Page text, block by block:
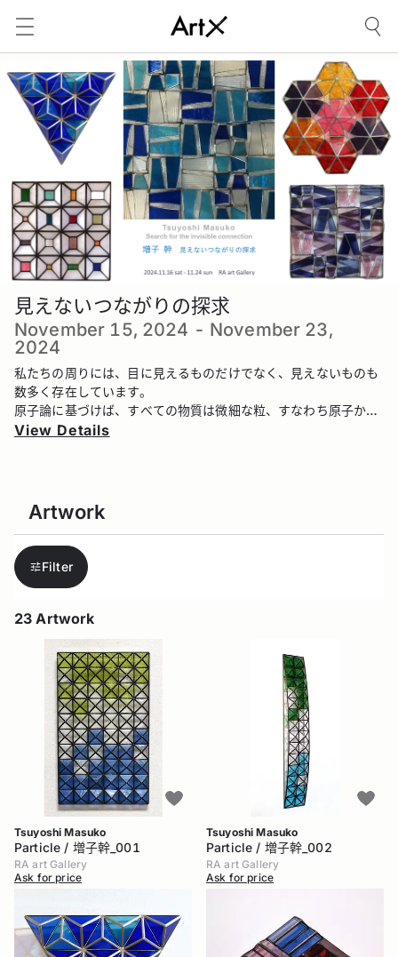
見えないつながりの探求
November 15, 2024 - November 23,
2024
私たちの周りには、目に見えるものだけでなく、見えないものも
数多く存在しています。
原子論に基づけば、すべての物質は微細な粒、すなわち原子から
成り立っており、生物、空気、水、そして小さな石から地球全体
このような見えない「つながり」や「集まり」に対する関心が、
「ミクロコスモス」シリーズへとつながりました。
世界中から人や物が集まる都市のダイナミズム、宗教、文化、言
語が異なる多様な人間社会、そして街に密集する無数の建物な
り、創作のインスピレーションとなっています。
​​【経歴】
神奈川県茅ヶ崎市出身 福井県福井市在住
1992 フランス･ヴェルサイユ市立美術学校造形科絵画専攻卒業
1994 フランス国立高等工芸美術学校(ENSAAMA)壁面装飾科モ
ザイク専攻修了
帰国後、東京のステンドグラス会社に勤務。ステンドグラス技術
を習得する。
作家活動と平行してステンドグラス工房を運営し、数多くの施設
や住宅のステンドグラスを手掛ける。
View Details
Artwork
Filter
23 Artwork
Tsuyoshi Masuko
Particle / 増子幹_001
RA art Gallery
Ask for price
Tsuyoshi Masuko
Particle / 増子幹_002
RA art Gallery
Ask for price